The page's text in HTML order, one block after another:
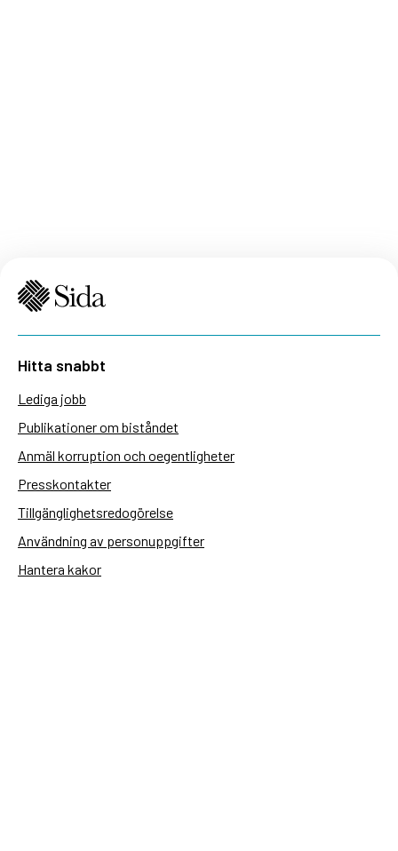
Hitta snabbt
Lediga jobb
Publikationer om biståndet
Anmäl korruption och oegentligheter
Presskontakter
Tillgänglighetsredogörelse
Användning av personuppgifter
Hantera kakor